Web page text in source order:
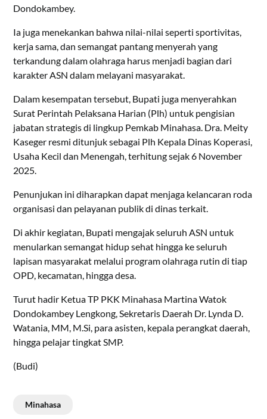
Dondokambey.
Ia juga menekankan bahwa nilai-nilai seperti sportivitas,
kerja sama, dan semangat pantang menyerah yang
terkandung dalam olahraga harus menjadi bagian dari
karakter ASN dalam melayani masyarakat.
Dalam kesempatan tersebut, Bupati juga menyerahkan
Surat Perintah Pelaksana Harian (Plh) untuk pengisian
jabatan strategis di lingkup Pemkab Minahasa. Dra. Meity
Kaseger resmi ditunjuk sebagai Plh Kepala Dinas Koperasi,
Usaha Kecil dan Menengah, terhitung sejak 6 November
2025.
Penunjukan ini diharapkan dapat menjaga kelancaran roda
organisasi dan pelayanan publik di dinas terkait.
Di akhir kegiatan, Bupati mengajak seluruh ASN untuk
menularkan semangat hidup sehat hingga ke seluruh
lapisan masyarakat melalui program olahraga rutin di tiap
OPD, kecamatan, hingga desa.
Turut hadir Ketua TP PKK Minahasa Martina Watok
Dondokambey Lengkong, Sekretaris Daerah Dr. Lynda D.
Watania, MM, M.Si, para asisten, kepala perangkat daerah,
hingga pelajar tingkat SMP.
(Budi)
Minahasa